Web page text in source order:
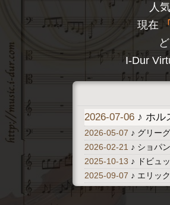
人
現在
I-Dur
2026-07-06 ♪ ホル
2026-05-07 ♪ グリー
2026-02-21 ♪ ショパ
2025-10-13 ♪ ドビュ
2025-09-07 ♪ エリッ